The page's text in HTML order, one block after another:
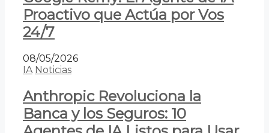
Proactivo que Actúa por Vos
24/7
08/05/2026
IA Noticias
Anthropic Revoluciona la
Banca y los Seguros: 10